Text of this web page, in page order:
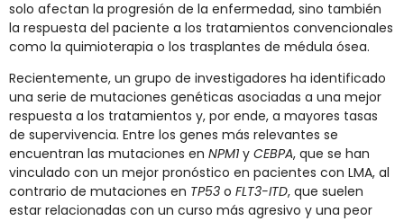
solo afectan la progresión de la enfermedad, sino también
la respuesta del paciente a los tratamientos convencionales
como la quimioterapia o los trasplantes de médula ósea.
Recientemente, un grupo de investigadores ha identificado
una serie de mutaciones genéticas asociadas a una mejor
respuesta a los tratamientos y, por ende, a mayores tasas
de supervivencia. Entre los genes más relevantes se
encuentran las mutaciones en NPM1y CEBPA, que se han
vinculado con un mejor pronóstico en pacientes con LMA, al
contrario de mutaciones en TP53 o FLT3-ITD, que suelen
estar relacionadas con un curso más agresivo y una peor